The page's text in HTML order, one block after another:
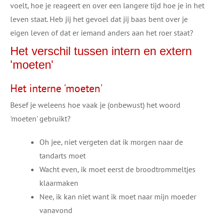
voelt, hoe je reageert en over een langere tijd hoe je in het
leven staat. Heb jij het gevoel dat jij baas bent over je
eigen leven of dat er iemand anders aan het roer staat?
Het verschil tussen intern en extern
'moeten'
​Het interne 'moeten'
Besef je weleens hoe vaak je (onbewust) het woord
'moeten' gebruikt?
Oh jee, niet vergeten dat ik morgen naar de
tandarts moet
Wacht even, ik moet eerst de broodtrommeltjes
klaarmaken
Nee, ik kan niet want ik moet naar mijn moeder
vanavond